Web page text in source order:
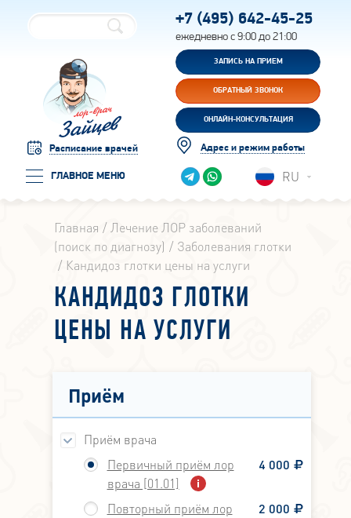
Расписание врачей
ГЛАВНОЕ МЕНЮ
+7 (495) 642-45-25
ежедневно с 9:00 до 21:00
ЗАПИСЬ НА ПРИЕМ
ОБРАТНЫЙ ЗВОНОК
ОНЛАЙН-КОНСУЛЬТАЦИЯ
Адрес и режим работы
RU
Главная
Лечение ЛОР заболеваний
(поиск по диагнозу)
Заболевания глотки
Кандидоз глотки цены на услуги
КАНДИДОЗ ГЛОТКИ
ЦЕНЫ НА УСЛУГИ
Приём
Приём врача
Первичный приём лор
врача [01.01]
4 000
Повторный приём лор
2 000